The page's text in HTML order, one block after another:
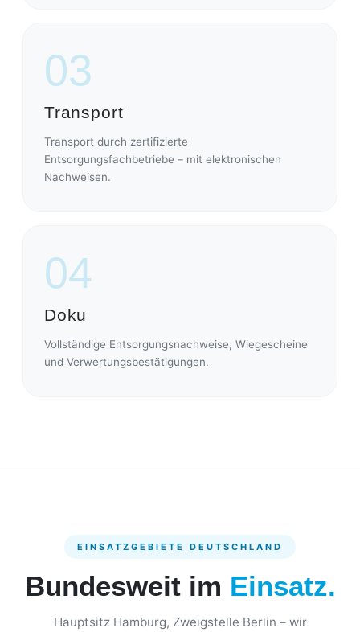
03
Transport
Transport durch zertifizierte
Entsorgungsfachbetriebe – mit elektronischen
Nachweisen.
04
Doku
Vollständige Entsorgungsnachweise, Wiegescheine
und Verwertungsbestätigungen.
EINSATZGEBIETE DEUTSCHLAND
Bundesweit im Einsatz.
Hauptsitz Hamburg, Zweigstelle Berlin – wir